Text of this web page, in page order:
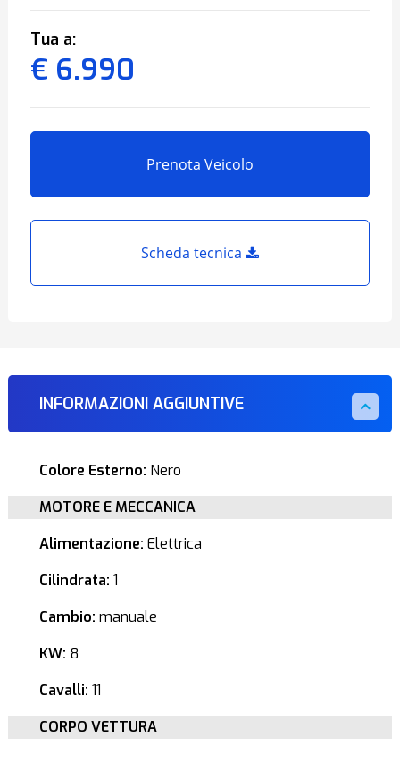
Tua a:
€ 6.990
Prenota Veicolo
Scheda tecnica
INFORMAZIONI AGGIUNTIVE
Colore Esterno: Nero
MOTORE E MECCANICA
Alimentazione: Elettrica
Cilindrata: 1
Cambio: manuale
KW: 8
Cavalli: 11
CORPO VETTURA